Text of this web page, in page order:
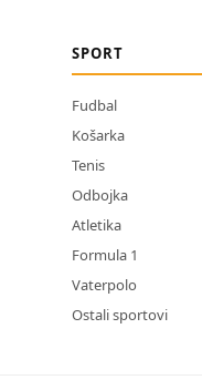
SPORT
Fudbal
Košarka
Tenis
Odbojka
Atletika
Formula 1
Vaterpolo
Ostali sportovi